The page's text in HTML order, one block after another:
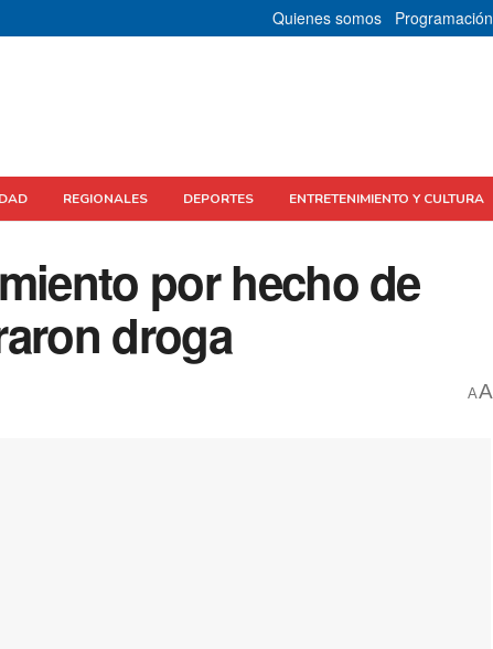
Quienes somos Programación
REGIONALES DEPORTES ENTRETENIMIENTO Y CULTURA
por hecho de
droga
AA